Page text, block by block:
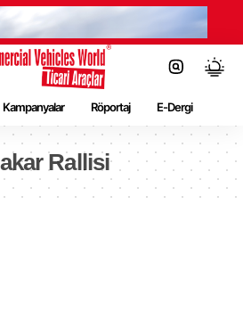
Kampanyalar Röportaj E-Dergi
Rallisi